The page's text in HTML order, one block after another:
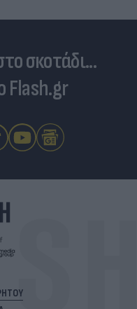
σκοτάδι...
Flash.gr